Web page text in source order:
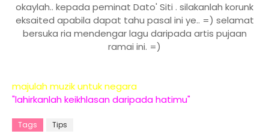
okaylah.. kepada peminat Dato' Siti . silakanlah korunk
eksaited apabila dapat tahu pasal ini ye.. =) selamat
bersuka ria mendengar lagu daripada artis pujaan
ramai ini. =)
majulah muzik untuk negara
"lahirkanlah keikhlasan daripada hatimu"
Tags Tips